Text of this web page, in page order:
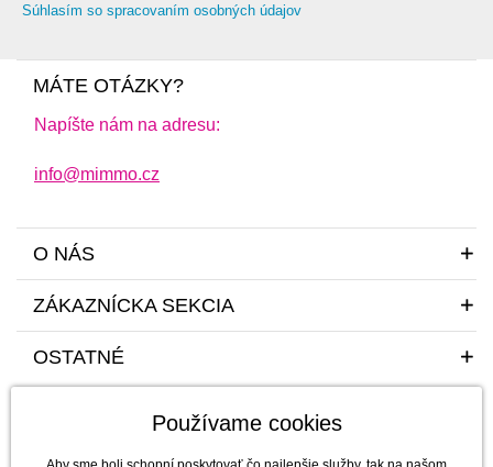
Súhlasím so spracovaním osobných údajov
MÁTE OTÁZKY?
Napíšte nám na adresu:
info@mimmo.cz
O NÁS
ZÁKAZNÍCKA SEKCIA
OSTATNÉ
Používame cookies